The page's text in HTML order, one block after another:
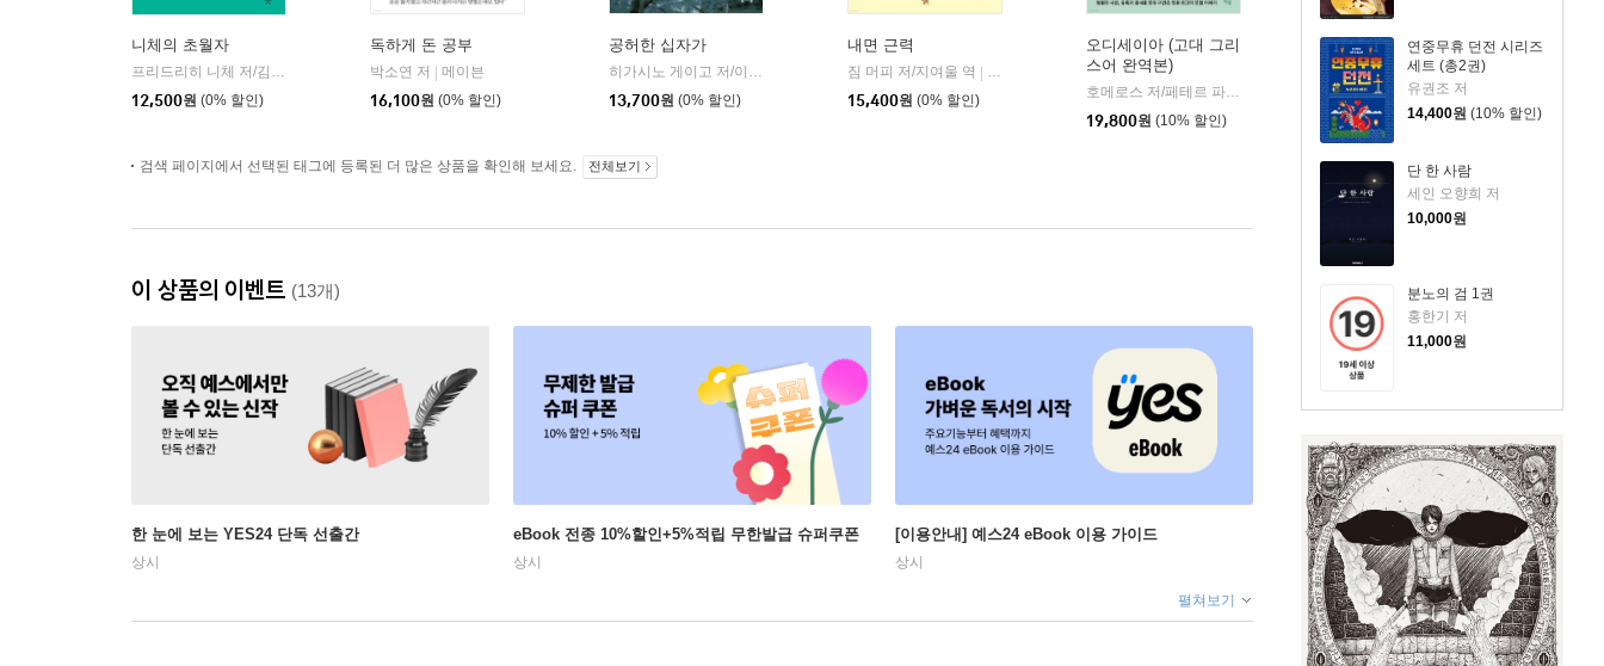
연중무휴 던전 시리즈
세트 (총2권)
유권조 저
14,400원 (10% 할인)
단 한 사람
세인 오향희 저
10,000원
분노의 검 1권
홍한기 저
11,000원
니체의 초월자
프리드리히 니체 저/김철 편역
12,500원 (0% 할인)
독하게 돈 공부
박소연 저
메이븐
16,100원 (0% 할인)
공허한 십자가
히가시노 게이고 저/이선희 역
자음과모음
13,700원 (0% 할인)
내면 근력
짐 머피 저/지여울 역
윌북(willbook)
15,400원 (0% 할인)
오디세이아 (고대 그리
스어 완역본)
호메로스 저/페테르 파울 루벤스 그림/박문재 역
현대지성
19,800원 (10% 할인)
검색 페이지에서 선택된 태그에 등록된 더 많은 상품을 확인해 보세요. 전체보기
이 상품의 이벤트 (13개)
한 눈에 보는 YES24 단독 선출간
상시
eBook 전종 10%할인+5%적립 무한발급 슈퍼쿠폰
상시
[이용안내] 예스24 eBook 이용 가이드
상시
펼쳐보기